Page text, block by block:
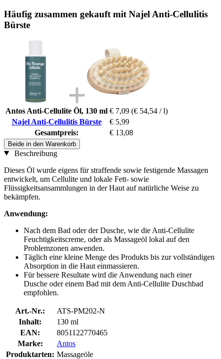
Häufig zusammen gekauft mit Najel Anti-Cellulitis
Bürste
Antos Anti-Cellulite Öl, 130 ml € 7,09 (€ 54,54 / l)
Najel Anti-Cellulitis Bürste
€ 5,99
Gesamtpreis:
€ 13,08
Beide in den Warenkorb
Beschreibung
Dieses Öl wurde eigens für straffende sowie festigende Massagen
entwickelt, um Cellulite und lokale Fett- sowie
Flüssigkeitsansammlungen in der Haut auf natürliche Weise zu
bekämpfen.
Anwendung:
Nach dem Bad oder der Dusche, wie die Anti-Cellulite
Feuchtigkeitscreme, oder als Massageöl lokal auf den
Problemzonen anwenden.
Täglich eine kleine Menge des Produkts bis zur vollständigen
Absorption in die Haut einmassieren.
Für bessere Resultate wird die Anwendung nach einer
Dusche oder einem Bad mit dem Anti-Cellulite Duschbad
empfohlen.
Art.-Nr.:
ATS-PM202-N
Inhalt:
130 ml
EAN:
8051122770465
Marke:
Antos
Produktarten: Massageöle